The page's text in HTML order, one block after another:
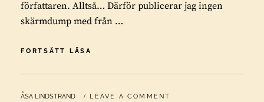
författaren. Alltså… Därför publicerar jag ingen
skärmdump med från …
FORTSÄTT LÄSA
ÄR
TAGET
BY
ÅSA LINDSTRAND LEAVE A COMMENT